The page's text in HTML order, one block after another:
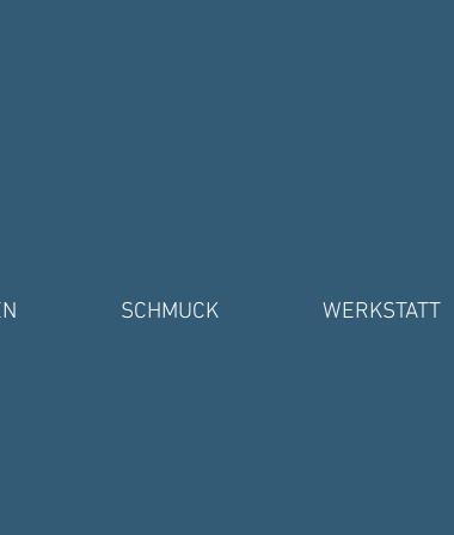
SCHMUCK WERKSTATT